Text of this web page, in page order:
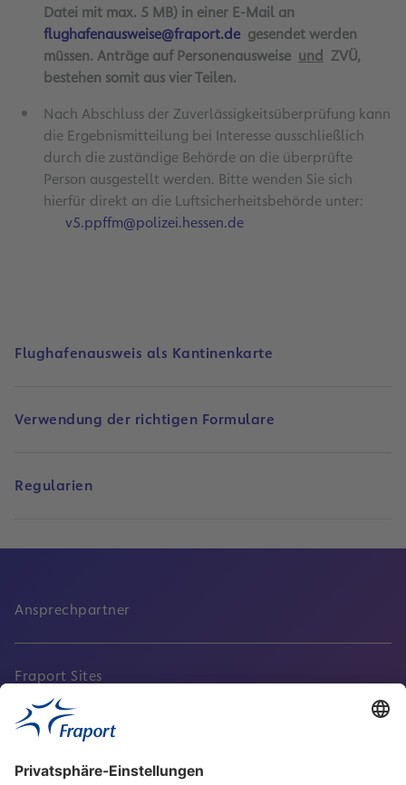
Datei mit max. 5 MB) in einer E-Mail an
flughafenausweise@fraport.de gesendet werden
müssen. Anträge auf Personenausweise und ZVÜ,
bestehen somit aus vier Teilen.
Nach Abschluss der Zuverlässigkeitsüberprüfung kann
die Ergebnismitteilung bei Interesse ausschließlich
durch die zuständige Behörde an die überprüfte
Person ausgestellt werden. Bitte wenden Sie sich
hierfür direkt an die Luftsicherheitsbehörde unter:
v5.ppffm@polizei.hessen.de
Flughafenausweis als Kantinenkarte
Verwendung der richtigen Formulare
Regularien
Ansprechpartner
Fraport Sites
Aktuell